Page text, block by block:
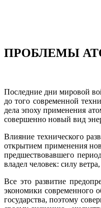
ПРОБЛЕМЫ
Последние дни мировой
до того современной
дела эпоху применения
совершенно новый вид
Влияние технического
открытием применения
предшествовавшего
владел человек: силу
Все это развитие
экономики современного
государства, поэтому